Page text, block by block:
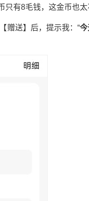
只有8毛钱，这金币也太
赠送】后，提示我：“